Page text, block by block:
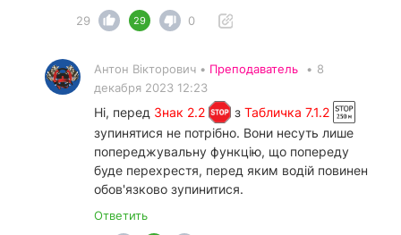
29
29 0
Антон Вікторович • Преподаватель • 8
декабря 2023 12:23
Ні, перед Знак 2.2 з Табличка 7.1.2
зупинятися не потрібно. Вони несуть лише
попереджувальну функцію, що попереду
буде перехрестя, перед яким водій повинен
обов'язково зупинитися.
Ответить